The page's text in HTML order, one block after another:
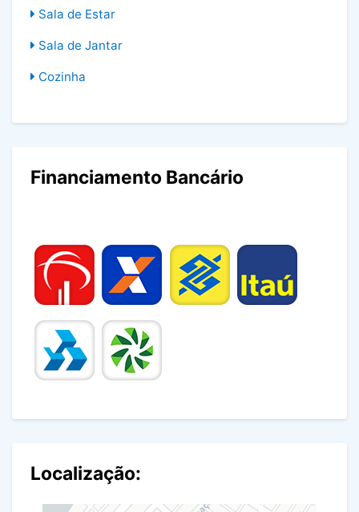
Sala de Estar
Sala de Jantar
Cozinha
Financiamento Bancário
Localização: